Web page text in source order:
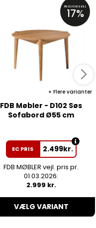
PRISFORSKEL
17%
Flere varianter
FDB Møbler - D102 Søs
Sofabord Ø55 cm
EC PRIS 2.499kr.
FDB MØBLER vejl. pris pr.
01.03.2026:
2.999 kr.
VÆLG VARIANT